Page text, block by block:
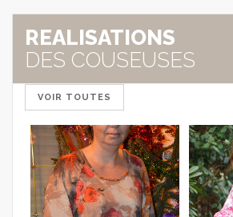
REALISATIONS
DES COUSEUSES
VOIR TOUTES